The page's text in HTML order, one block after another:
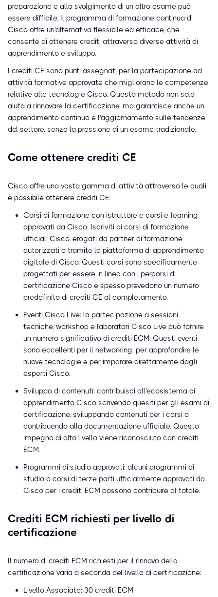
preparazione e allo svolgimento di un altro esame può
essere difficile. Il programma di formazione continua di
Cisco offre un'alternativa flessibile ed efficace, che
consente di ottenere crediti attraverso diverse attività di
apprendimento e sviluppo.
I crediti CE sono punti assegnati per la partecipazione ad
attività formative approvate che migliorano le competenze
relative alle tecnologie Cisco. Questo metodo non solo
aiuta a rinnovare la certificazione, ma garantisce anche un
apprendimento continuo e l'aggiornamento sulle tendenze
del settore, senza la pressione di un esame tradizionale.
Come ottenere crediti CE
Cisco offre una vasta gamma di attività attraverso le quali
è possibile ottenere crediti CE:
Corsi di formazione con istruttore e corsi e-learning
approvati da Cisco: Iscriviti ai corsi di formazione
ufficiali Cisco, erogati da partner di formazione
autorizzati o tramite la piattaforma di apprendimento
digitale di Cisco. Questi corsi sono specificamente
progettati per essere in linea con i percorsi di
certificazione Cisco e spesso prevedono un numero
predefinito di crediti CE al completamento.
Eventi Cisco Live: la partecipazione a sessioni
tecniche, workshop e laboratori Cisco Live può fornire
un numero significativo di crediti ECM. Questi eventi
sono eccellenti per il networking, per approfondire le
nuove tecnologie e per imparare direttamente dagli
esperti Cisco.
Sviluppo di contenuti: contribuisci all'ecosistema di
apprendimento Cisco scrivendo quesiti per gli esami di
certificazione, sviluppando contenuti per i corsi o
contribuendo alla documentazione ufficiale. Questo
impegno di alto livello viene riconosciuto con crediti
ECM.
Programmi di studio approvati: alcuni programmi di
studio o corsi di terze parti ufficialmente approvati da
Cisco per i crediti ECM possono contribuire al totale.
Crediti ECM richiesti per livello di
certificazione
Il numero di crediti ECM richiesti per il rinnovo della
certificazione varia a seconda del livello di certificazione:
Livello Associate: 30 crediti ECM